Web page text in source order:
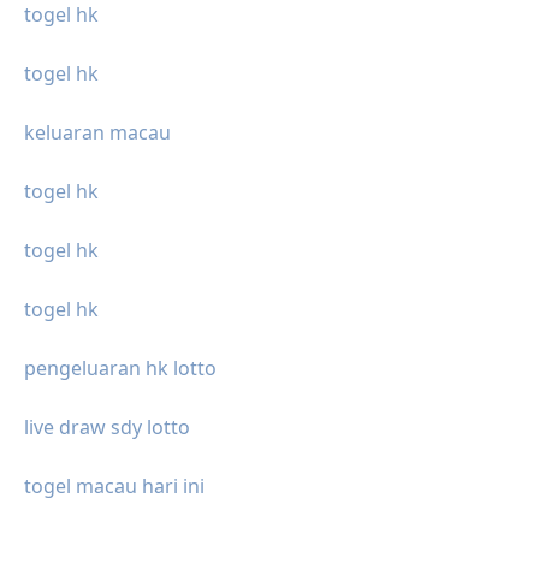
togel hk
togel hk
keluaran macau
togel hk
togel hk
togel hk
pengeluaran hk lotto
live draw sdy lotto
togel macau hari ini